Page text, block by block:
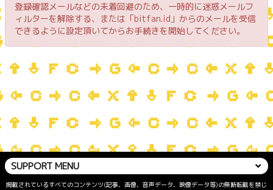
登録確認メールなどの未着回避のため、一時的に迷惑メールフ
ィルターを解除する、または「bitfan.id」からのメールを受信
できるように設定頂いてからお手続きを開始してください。
SUPPORT MENU
掲載されているすべてのコンテンツ(記事、画像、音声データ、映像データ等)の無断転載を禁じ